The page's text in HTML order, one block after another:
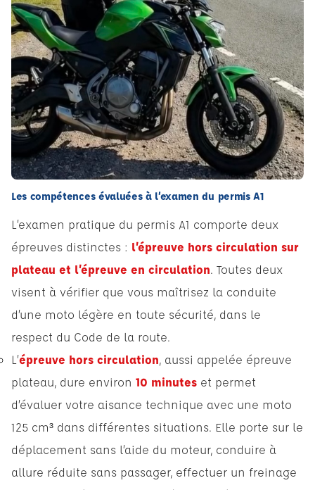
Les compétences évaluées à l’examen du permis A1
L’examen pratique du permis A1 comporte deux
épreuves distinctes : l’épreuve hors circulation sur
plateau et l’épreuve en circulation. Toutes deux
visent à vérifier que vous maîtrisez la conduite
d’une moto légère en toute sécurité, dans le
respect du Code de la route.
L’épreuve hors circulation, aussi appelée épreuve
plateau, dure environ 10 minutes et permet
d’évaluer votre aisance technique avec une moto
125 cm³ dans différentes situations. Elle porte sur le
déplacement sans l’aide du moteur, conduire à
allure réduite sans passager, effectuer un freinage